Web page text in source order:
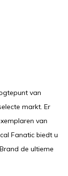
van
markt. Er
van
Fanatic biedt u
de ultieme